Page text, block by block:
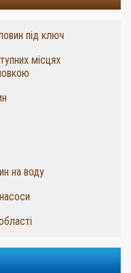
під ключ
місцях
на воду